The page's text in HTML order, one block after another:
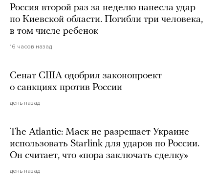
Россия второй раз за неделю нанесла удар
по Киевской области. Погибли три человека,
в том числе ребенок
16 часов назад
Сенат США одобрил законопроект
о санкциях против России
день назад
The Atlantic: Маск не разрешает Украине
использовать Starlink для ударов по России.
Он считает, что «пора заключать сделку»
день назад